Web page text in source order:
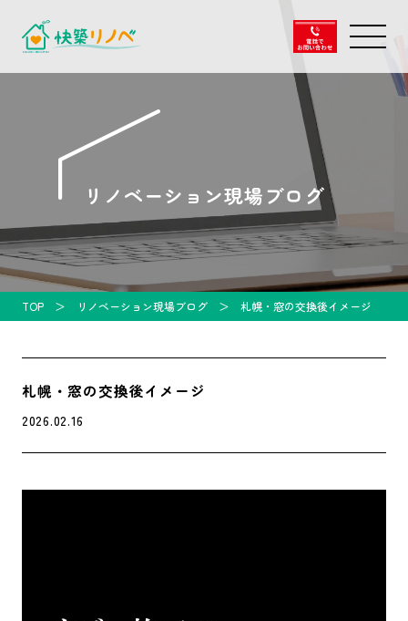
リノベーション現場ブログ
TOP リノベーション現場ブログ 札幌・窓の交換後イメージ
札幌・窓の交換後イメージ
2026.02.16